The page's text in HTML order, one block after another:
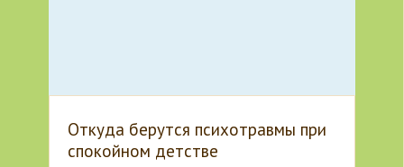
Откуда берутся психотравмы при
спокойном детстве